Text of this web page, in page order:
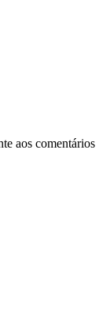
aos comentários